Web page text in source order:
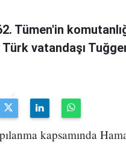
Tümen'in
vatandaşı
kapsamında